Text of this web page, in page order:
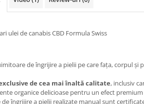
de îngrijire a pielii pe care fața, corpul și
de cea mai înaltă calitate, inclusiv
organice delicioase pentru un efect
de îngrijire a pielii realizate manual sunt